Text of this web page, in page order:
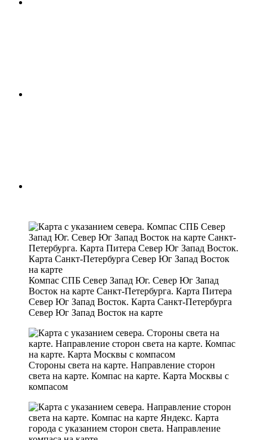
Компас СПБ Север Запад Юг. Север Юг Запад
Восток на карте Санкт-Петербурга. Карта Питера
Север Юг Запад Восток. Карта Санкт-Петербурга
Север Юг Запад Восток на карте
Стороны света на карте. Направление сторон
света на карте. Компас на карте. Карта Москвы с
компасом